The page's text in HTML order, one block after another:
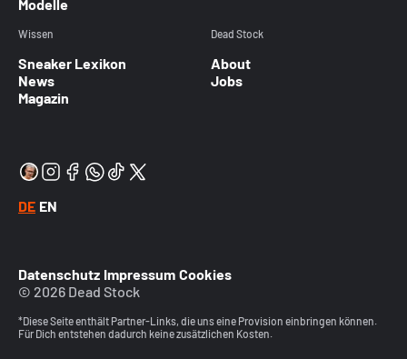
Modelle
Wissen
Sneaker Lexikon
News
Magazin
Dead Stock
About
Jobs
DE EN
Datenschutz Impressum Cookies
© 2026 Dead Stock
*Diese Seite enthält Partner-Links, die uns eine Provision einbringen können.
Für Dich entstehen dadurch keine zusätzlichen Kosten.